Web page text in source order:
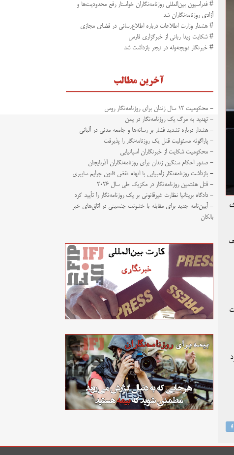
# فدراسیون بین‌المللی روزنامه‌نگاران خواستار رفع محدودیت‌ها و
آزادی روزنامه‌نگاران شد
# هشدار وزارت اطلاعات درباره اطلاع‌رسانی در فضای مجازی
# شکایت ویدا ربانی از خبرگزاری فارس
# خبرنگار دویچه‌وله در نیجر بازداشت شد
آخرین مطالب
- محکومیت ۱۲ سال زندان برای روزنامه‌نگار روس
- تهدید به مرگ یک روزنامه‌نگار در یمن
- هشدار درباره تشدید فشار بر رسانه‌ها و جامعه مدنی در آلبانی
- پاراگوئه مسئولیت قتل یک روزنامه‌نگار را پذیرفت
- محکومیت شکایت از خبرنگاران اسپانیایی
- صدور احکام سنگین زندان برای روزنامه‌نگاران آذربایجان
- بازداشت روزنامه‌نگار زامبیایی با اتهام نقض قانون جرایم سایبری
- قتل هفتمین روزنامه‌نگار در مکزیک طی سال ۲۰۲۶
- دادگاه بریتانیا نظارت غیرقانونی بر یک روزنامه‌نگار را تأیید کرد
- آیین‌نامه جدید برای مقابله با خشونت جنسیتی در اتاق‌های خبر
بالکان